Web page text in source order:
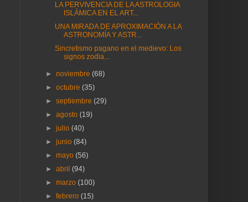
LA PERVIVENCIA DE LA ASTROLOGIA
ISLÁMICA EN EL ART...
UNA MIRADA DE APROXIMACIÓN A LA
ASTRONOMÍA Y ASTR...
Sincretismo pagano en el medievo: Los
signos zodia...
►noviembre(68)
►octubre(35)
►septiembre(29)
►agosto(19)
►julio(40)
►junio(84)
►mayo(56)
►abril(94)
►marzo(100)
►febrero(15)